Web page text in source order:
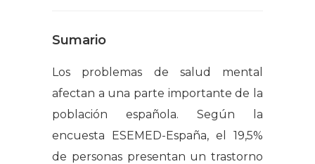
Sumario
Los problemas de salud mental
afectan a una parte importante de la
población española. Según la
encuesta ESEMED-España, el 19,5%
de personas presentan un trastorno